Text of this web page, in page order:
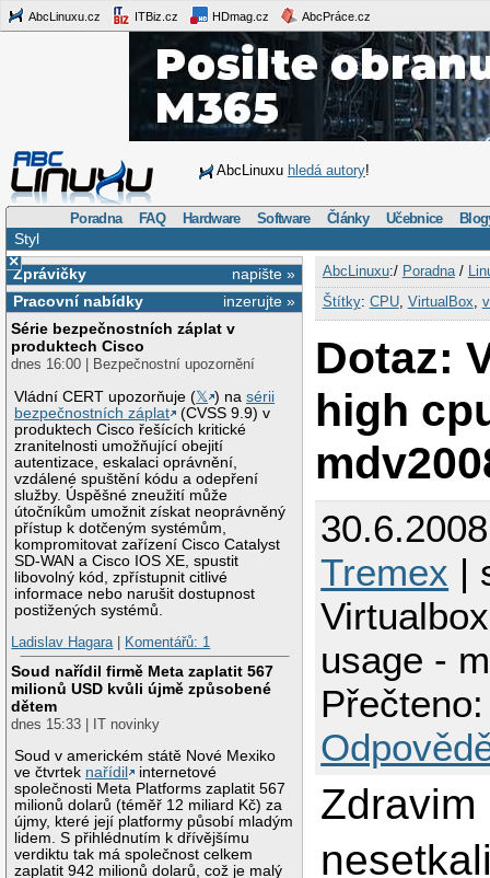
AbcLinuxu.cz ITBiz.cz HDmag.cz AbcPráce.cz
AbcLinuxu hledá autory!
Poradna FAQ Hardware Software Články Učebnice
Styl
×
napište »
Zprávičky
inzerujte »
Pracovní nabídky
Série bezpečnostních záplat v
produktech Cisco
dnes 16:00 | Bezpečnostní upozornění
Vládní CERT upozorňuje (𝕏 ) nasérii
bezpečnostních záplat
(CVSS 9.9) v
produktech Cisco řešících kritické
zranitelnosti umožňující obejití
autentizace, eskalaci oprávnění,
vzdálené spuštění kódu a odepření
služby. Úspěšné zneužití může
útočníkům umožnit získat neoprávněný
přístup k dotčeným systémům,
kompromitovat zařízení Cisco Catalyst
SD-WAN a Cisco IOS XE, spustit
libovolný kód, zpřístupnit citlivé
informace nebo narušit dostupnost
postižených systémů.
Ladislav Hagara| Komentářů: 1
Soud nařídil firmě Meta zaplatit 567
milionů USD kvůli újmě způsobené
dětem
dnes 15:33 | IT novinky
Soud v americkém státě Nové Mexiko
ve čtvrtek nařídil
internetové
společnosti Meta Platforms zaplatit 567
milionů dolarů (téměř 12 miliard Kč) za
újmy, které její platformy působí mladým
lidem. S přihlédnutím k dřívějšímu
verdiktu tak má společnost celkem
zaplatit 942 milionů dolarů, což je malý
AbcLinuxu:/ Poradna/
Štítky: CPU, VirtualBox
Dotaz:
high
Tremex |
usage -
Zdravim